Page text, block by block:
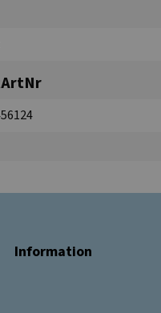
Information